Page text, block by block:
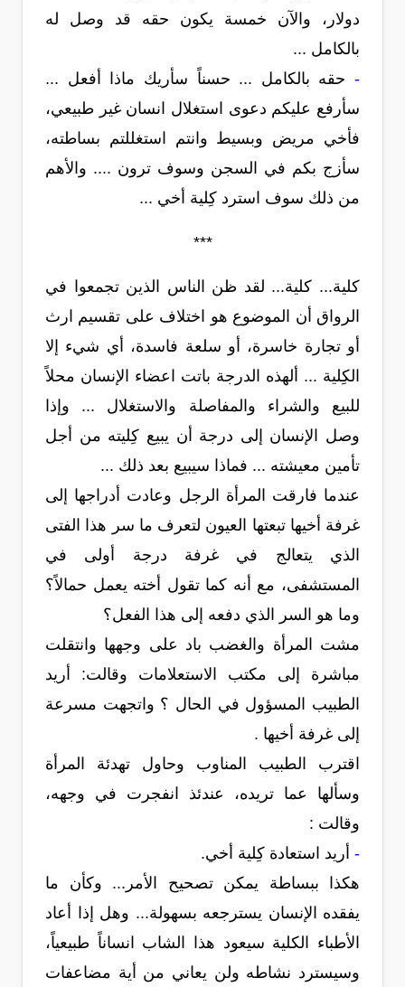
دولار، والآن خمسة يكون حقه قد وصل له
بالكامل ...
- حقه بالكامل ... حسناً سأريك ماذا أفعل ...
سأرفع عليكم دعوى استغلال انسان غير طبيعي،
فأخي مريض وبسيط وانتم استغللتم بساطته،
سأزج بكم في السجن وسوف ترون .... والأهم
من ذلك سوف استرد كِلية أخي ...
***
كلية... كلية... لقد ظن الناس الذين تجمعوا في
الرواق أن الموضوع هو اختلاف على تقسيم ارث
أو تجارة خاسرة، أو سلعة فاسدة، أي شيء إلا
الكِلية ... ألهذه الدرجة باتت اعضاء الإنسان محلاً
للبيع والشراء والمفاصلة والاستغلال ... وإذا
وصل الإنسان إلى درجة أن يبيع كِليته من أجل
تأمين معيشته ... فماذا سيبيع بعد ذلك ...
عندما فارقت المرأة الرجل وعادت أدراجها إلى
غرفة أخيها تبعتها العيون لتعرف ما سر هذا الفتى
الذي يتعالج في غرفة درجة أولى في
المستشفى، مع أنه كما تقول أخته يعمل حمالاً؟
وما هو السر الذي دفعه إلى هذا الفعل؟
مشت المرأة والغضب باد على وجهها وانتقلت
مباشرة إلى مكتب الاستعلامات وقالت: أريد
الطبيب المسؤول في الحال ؟ واتجهت مسرعة
إلى غرفة أخيها .
اقترب الطبيب المناوب وحاول تهدئة المرأة
وسألها عما تريده، عندئذ انفجرت في وجهه،
وقالت :
- أريد استعادة كِلية أخي.
هكذا ببساطة يمكن تصحيح الأمر... وكأن ما
يفقده الإنسان يسترجعه بسهولة... وهل إذا أعاد
الأطباء الكلية سيعود هذا الشاب انساناً طبيعياً،
وسيسترد نشاطه ولن يعاني من أية مضاعفات